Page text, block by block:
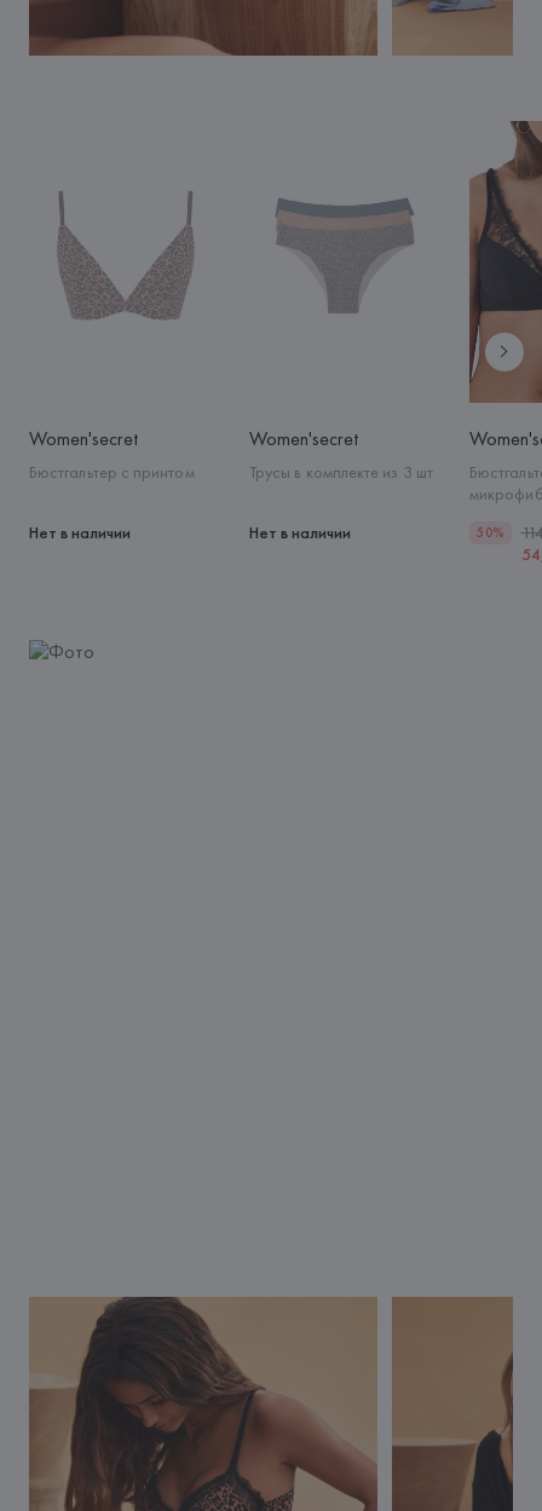
Women'secret
Бюстгальтер с принтом
Нет в наличии
Women'secret
Трусы в комплекте из 3 шт
Нет в наличии 50%